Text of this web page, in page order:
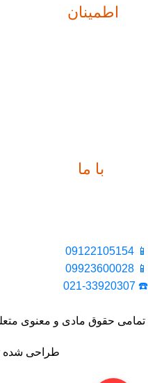
اطمینان
با ما
📱 09122105154
📱 09923600028
☎️ 021-33920307
تمامی حقوق مادی و معنوی
طراحی شده